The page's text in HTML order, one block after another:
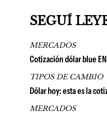
SEGUÍ
MERCADOS
Cotización dólar blue
TIPOS DE CAMBIO
Dólar hoy: esta es la
MERCADOS